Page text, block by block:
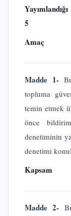
5
Amaç
Madde 1-
topluma
temin etmek
önce
denetiminin
denetimi
Kapsam
Madde 2-